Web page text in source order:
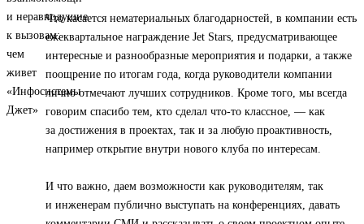
Что касается нематериальных благодарностей, в компании есть
ежеквартальное награждение Jet Stars, предусматривающее
интересные и разнообразные мероприятия и подарки, а также
поощрение по итогам года, когда руководители компании
лично отмечают лучших сотрудников. Кроме того, мы всегда
говорим спасибо тем, кто сделал что-то классное, — как
за достижения в проектах, так и за любую проактивность,
например открытие внутри нового клуба по интересам.
И что важно, даем возможности как руководителям, так
и инженерам публично выступать на конференциях, давать